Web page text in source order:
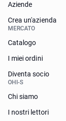
Aziende
Crea un'azienda
MERCATO
Catalogo
I miei ordini
Diventa socio
OHI-S
Chi siamo
I nostri lettori